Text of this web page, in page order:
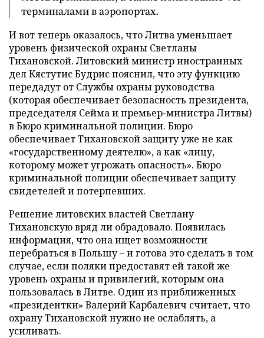
терминалами в аэропортах.
И вот теперь оказалось, что Литва уменьшает
уровень физической охраны Светланы
Тихановской. Литовский министр иностранных
дел Кястутис Будрис пояснил, что эту функцию
передадут от Службы охраны руководства
(которая обеспечивает безопасность президента,
председателя Сейма и премьер-министра Литвы)
в Бюро криминальной полиции. Бюро
обеспечивает Тихановской защиту уже не как
«государственному деятелю», а как «лицу,
которому может угрожать опасность». Бюро
криминальной полиции обеспечивает защиту
свидетелей и потерпевших.
Решение литовских властей Светлану
Тихановскую вряд ли обрадовало. Появилась
информация, что она ищет возможности
перебраться в Польшу – и готова это сделать в том
случае, если поляки предоставят ей такой же
уровень охраны и привилегий, которым она
пользовалась в Литве. Один из приближенных
«президентки» Валерий Карбалевич считает, что
охрану Тихановской нужно не ослаблять, а
усиливать.